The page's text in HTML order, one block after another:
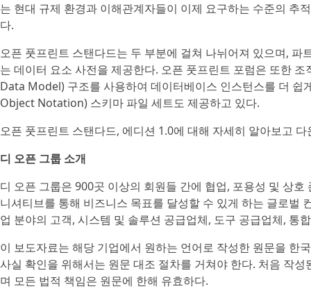
는 현대 규제 환경과 이해관계자들이 이제 요구하는 수준의 추
다.
오픈 풋프린트 스탠다드는 두 부분에 걸쳐 나뉘어져 있으며,
는 데이터 요소 사전을 제공한다. 오픈 풋프린트 포럼은 또한
Data Model) 구조를 사용하여 데이터베이스 인스턴스를 더 쉽
Object Notation) 스키마 파일 세트도 제공하고 있다.
오픈 풋프린트 스탠다드, 에디션 1.0에 대해 자세히 알아보고
디 오픈 그룹 소개
디 오픈 그룹은 900곳 이상의 회원들 간에 협업, 포용성 및 상
니셔티브를 통해 비즈니스 목표를 달성할 수 있게 하는 글로벌
업 분야의 고객, 시스템 및 솔루션 공급업체, 도구 공급업체, 통
이 보도자료는 해당 기업에서 원하는 언어로 작성한 원문을 한
사실 확인을 위해서는 원문 대조 절차를 거쳐야 한다. 처음 작
며 모든 법적 책임은 원문에 한해 유효하다.